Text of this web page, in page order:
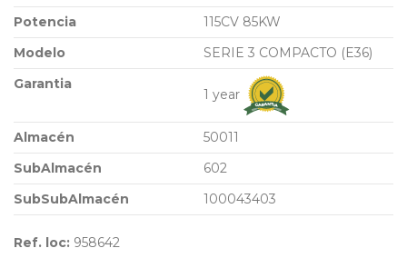
Potencia
115CV 85KW
Modelo
SERIE 3 COMPACTO (E36)
Garantia
1 year
Almacén
50011
SubAlmacén
602
SubSubAlmacén
100043403
Ref. loc: 958642